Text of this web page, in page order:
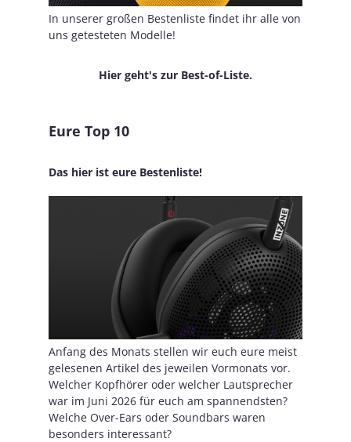
In unserer großen Bestenliste findet ihr alle von
uns getesteten Modelle!
Hier geht's zur Best-of-Liste.
Eure Top 10
Das hier ist eure Bestenliste!
Anfang des Monats stellen wir euch eure meist
gelesenen Artikel des jeweilen Vormonats vor.
Welcher Kopfhörer oder welcher Lautsprecher
war im Juni 2026 für euch am spannendsten?
Welche Over-Ears oder Soundbars waren
besonders interessant?